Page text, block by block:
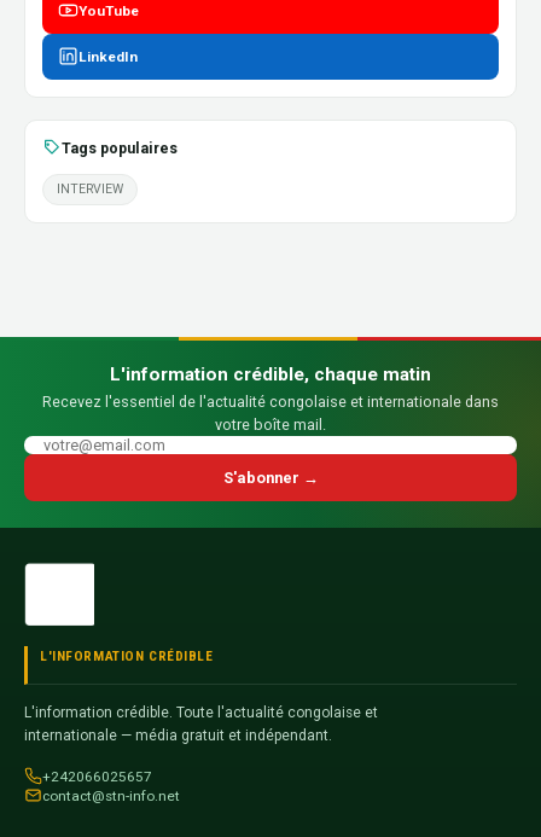
YouTube
LinkedIn
Tags populaires
INTERVIEW
L'information crédible, chaque matin
Recevez l'essentiel de l'actualité congolaise et internationale dans
votre boîte mail.
S'abonner →
L'INFORMATION CRÉDIBLE
L'information crédible. Toute l'actualité congolaise et
internationale — média gratuit et indépendant.
+242066025657
contact@stn-info.net